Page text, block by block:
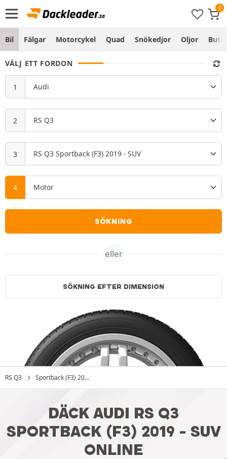
Bil Fälgar Motorcykel Quad Snökedjor Oljor Butik
VÄLJ ETT FORDON
SÖKNING
eller
SÖKNING EFTER DIMENSION
RS Q3 Sportback (F3) 20...
DÄCK AUDI RS Q3
SPORTBACK (F3) 2019 - SUV
ONLINE